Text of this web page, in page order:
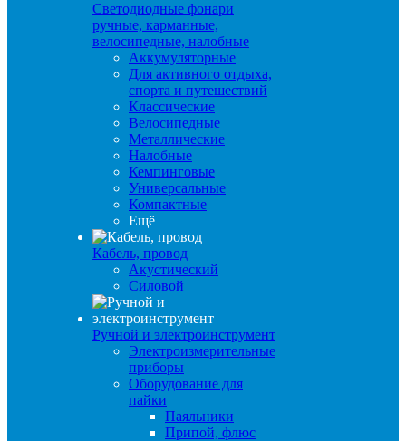
Светодиодные фонари
ручные, карманные,
велосипедные, налобные
Аккумуляторные
Для активного отдыха,
спорта и путешествий
Классические
Велосипедные
Металлические
Налобные
Кемпинговые
Универсальные
Компактные
Ещё
Кабель, провод
Акустический
Силовой
Ручной и электроинструмент
Электроизмерительные
приборы
Оборудование для
пайки
Паяльники
Припой, флюс